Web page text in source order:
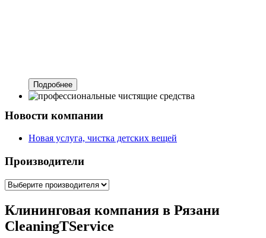
Подробнее
Мы используем
только
профессиональные
Новости компании
Новая услуга, чистка детских вещей
Производители
Клининговая компания в Рязани
CleaningTService